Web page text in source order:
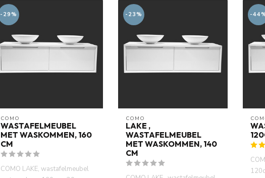
-29%
COMO
WASTAFELMEUBEL
MET WASKOMMEN, 160
CM
COMO LAKE, wastafelmeubel
-23%
COMO
LAKE ,
WASTAFELMEUBEL
MET WASKOMMEN, 140
CM
-